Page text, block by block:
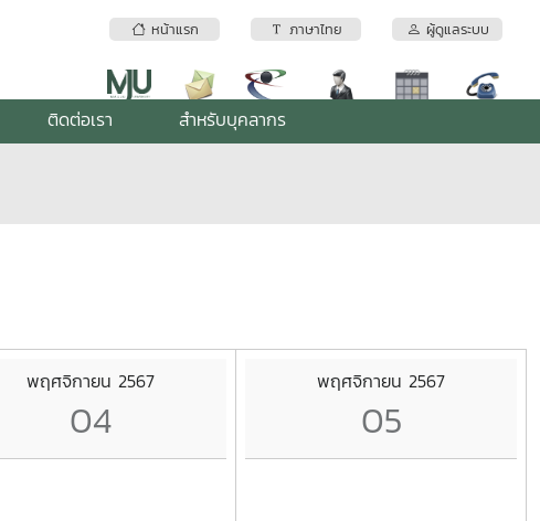
หน้าแรก ภาษาไทย ผู้ดูแลระบบ
ติดต่อเรา สำหรับบุคลากร
พฤศจิกายน 2567
04
พฤศจิกายน 2567
05